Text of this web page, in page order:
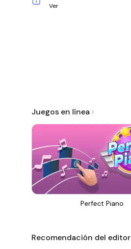
Ver
Juegos en línea
Perfect Piano
Recomendación del editor